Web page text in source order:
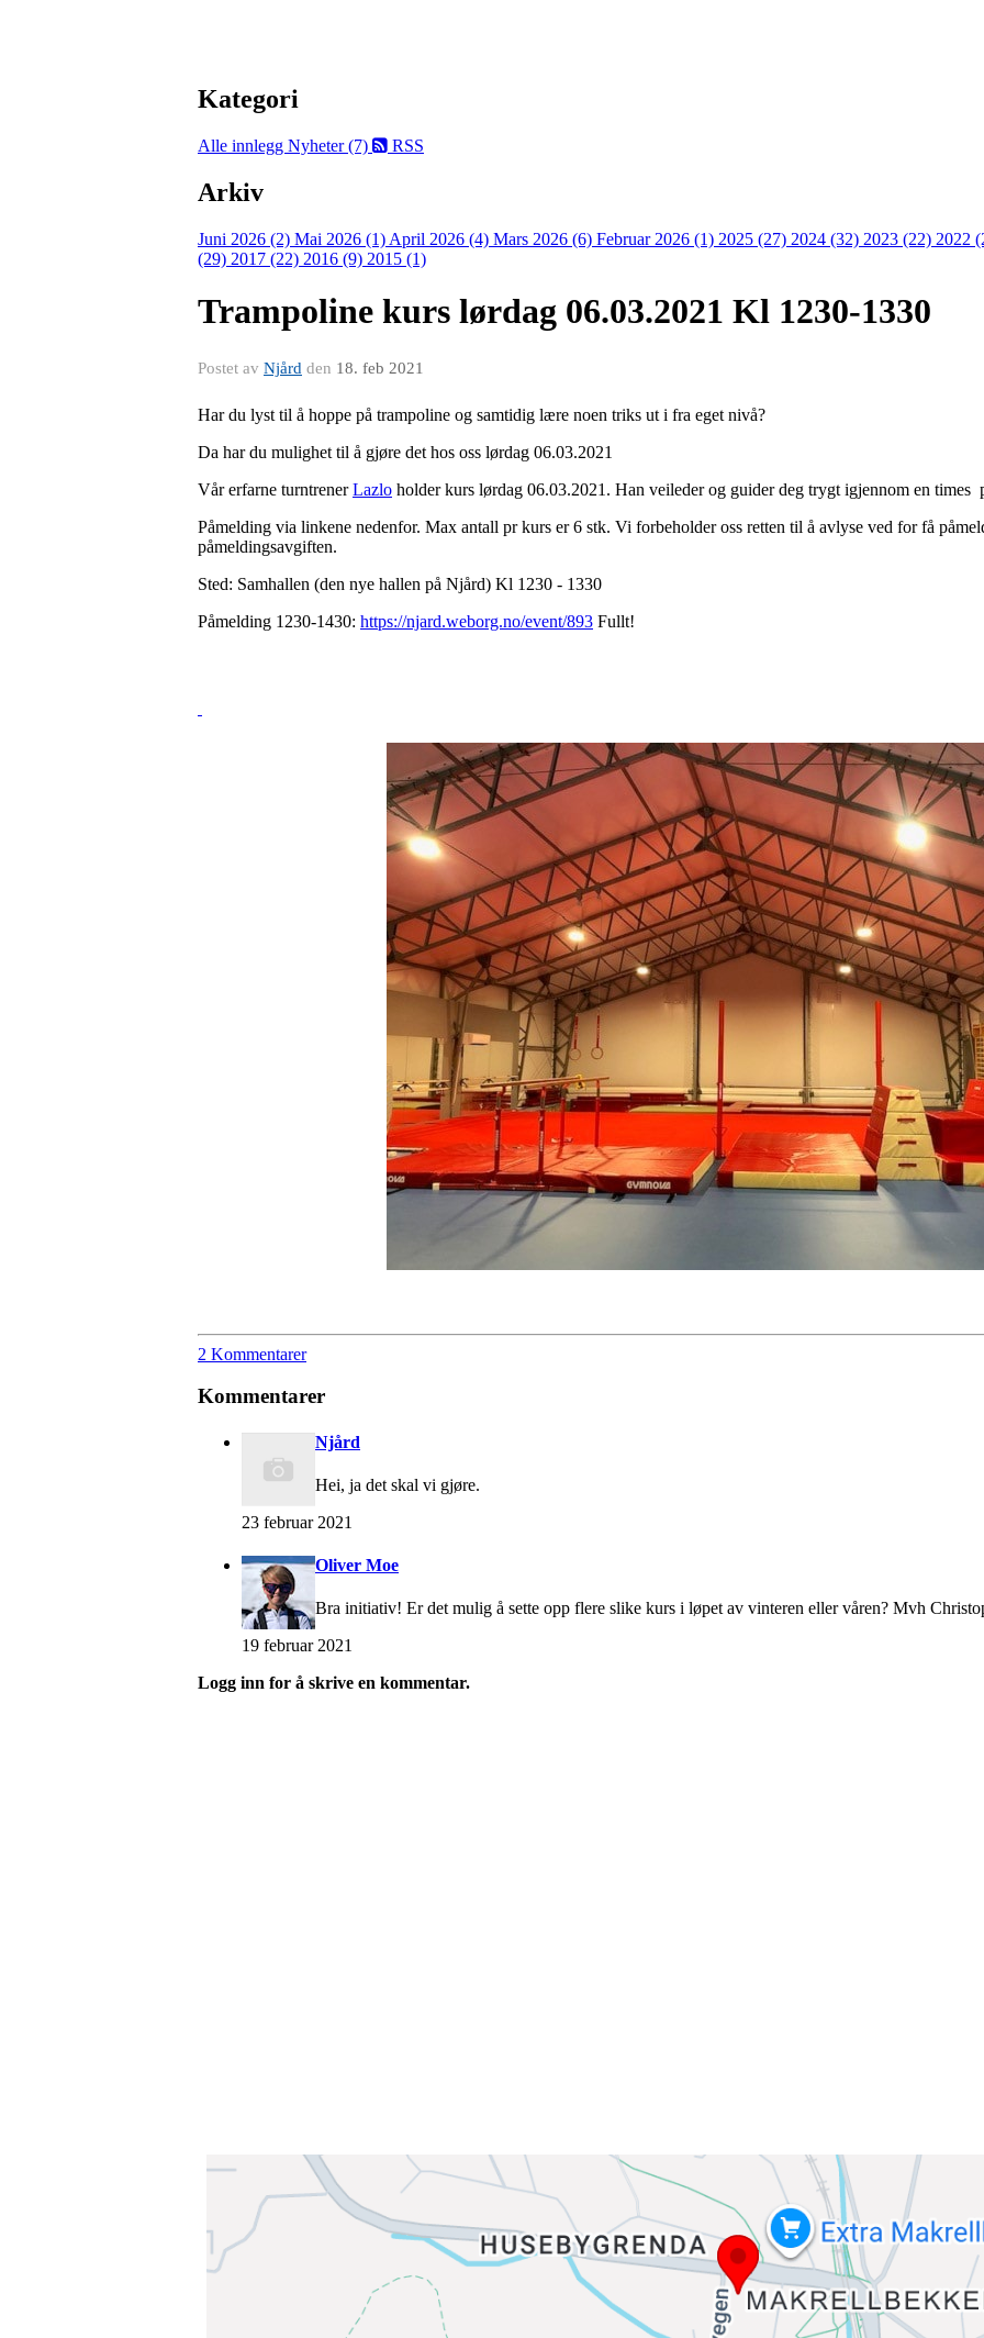
Kategori
Alle innlegg Nyheter (7) RSS
Arkiv
Juni 2026 (2) Mai 2026 (1) April 2026 (4) Mars 2026 (6) Februar 2026 (1) 2025 (27) 2024 (32) 2023 (22) 2022
(29) 2017 (22) 2016 (9) 2015 (1)
Trampoline kurs lørdag 06.03.2021 Kl 1230-1330
Postet av Njård den 18. feb 2021
Har du lyst til å hoppe på trampoline og samtidig lære noen triks ut i fra eget nivå?
Da har du mulighet til å gjøre det hos oss lørdag 06.03.2021
Vår erfarne turntrenerLazlo holder kurs lørdag 06.03.2021. Han veileder og guider deg trygt igjennom en times
Påmelding via linkene nedenfor. Max antall pr kurs er 6 stk. Vi forbeholder oss retten til å avlyse ved for få
påmeldingsavgiften.
Sted: Samhallen (den nye hallen på Njård) Kl 1230 - 1330
Påmelding 1230-1430: https://njard.weborg.no/event/893 Fullt!
2 Kommentarer
Kommentarer
Njård
Hei, ja det skal vi gjøre.
23 februar 2021
Oliver Moe
Bra initiativ! Er det mulig å sette opp flere slike kurs i løpet av vinteren eller våren? Mvh
19 februar 2021
Logg inn for å skrive en kommentar.